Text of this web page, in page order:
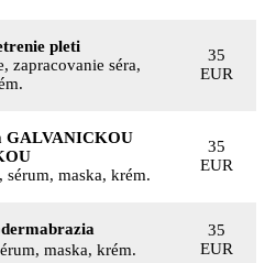
pleti
zapracovanie séra,
35
EUR
GALVANICKOU
maska, krém.
35
EUR
maska, krém.
35
EUR